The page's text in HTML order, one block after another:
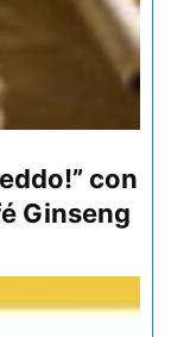
con
Ginseng